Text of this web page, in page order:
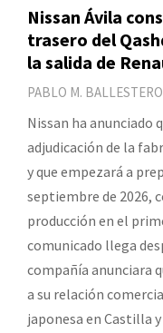
Nissan Ávila
trasero del
la salida de
PABLO M.
Nissan ha anunciado
adjudicación de la
y que empezará a
septiembre de 2026,
producción en el
comunicado llega
compañía anunciara
a su relación
japonesa en Castilla